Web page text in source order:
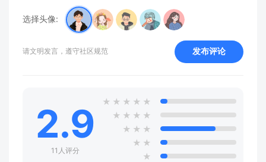
选择头像:
请文明发言，遵守社区规范 发布评论
2.9
11人评分
★ ★ ★ ★ ★
★ ★ ★ ★
★ ★ ★
★ ★
★